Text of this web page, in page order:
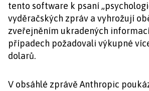
tento software k psaní
vyděračských zpráv a vyhrožují
zveřejněním ukradených
případech požadovali výkupné
dolarů.
V obsáhlé zprávě Anthropic